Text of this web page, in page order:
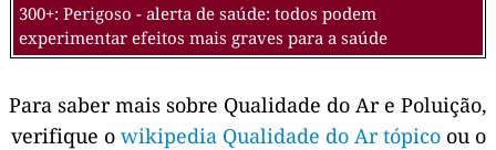
300+: Perigoso - alerta de saúde: todos podem
experimentar efeitos mais graves para a saúde
Para saber mais sobre Qualidade do Ar e Poluição,
verifique o wikipedia Qualidade do Ar tópico ou o